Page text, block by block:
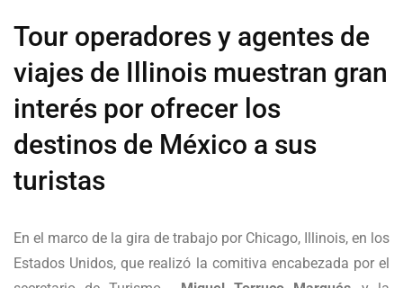
Tour operadores y agentes de
viajes de Illinois muestran gran
interés por ofrecer los
destinos de México a sus
turistas
En el marco de la gira de trabajo por Chicago, Illinois, en los
Estados Unidos, que realizó la comitiva encabezada por el